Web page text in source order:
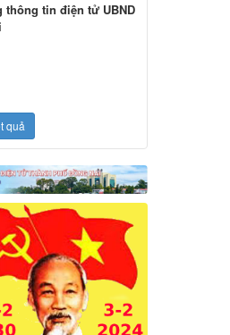
thông tin điện tử UBND